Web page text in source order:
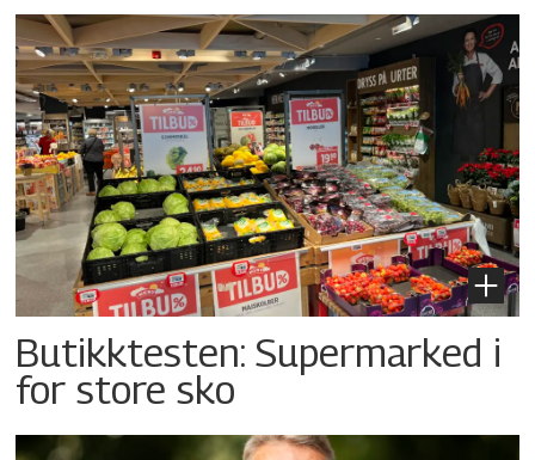
Butikktesten: Supermarked i
for store sko